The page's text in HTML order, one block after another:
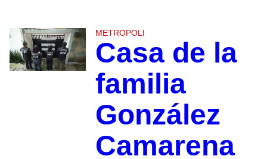
METROPOLI
Casa de la
familia
González
Camarena